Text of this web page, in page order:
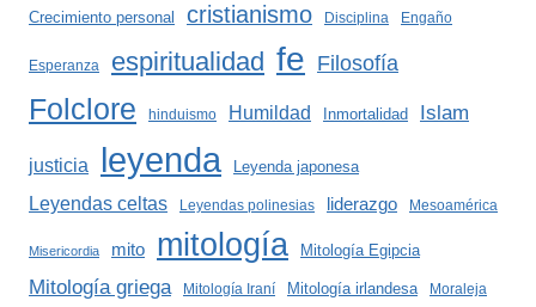
Crecimiento personal cristianismo Disciplina Engaño
Esperanza espiritualidad fe Filosofía
Folclore hinduismo Humildad Inmortalidad Islam
justicia leyenda Leyenda japonesa
Leyendas celtas Leyendas polinesias liderazgo Mesoamérica
Misericordia mito mitología Mitología Egipcia
Mitología griega Mitología Iraní Mitología irlandesa Moraleja